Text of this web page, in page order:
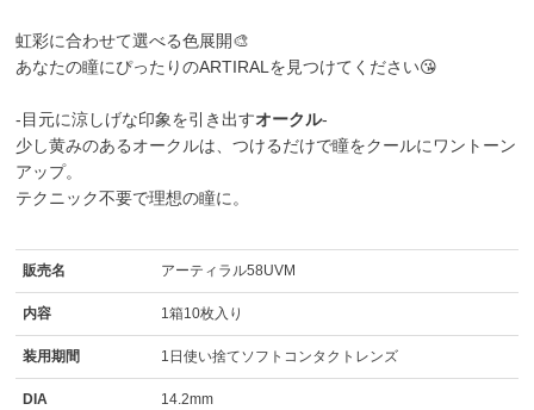
虹彩に合わせて選べる色展開🎨
あなたの瞳にぴったりのARTIRALを見つけてください😘
-目元に涼しげな印象を引き出すオークル-
少し黄みのあるオークルは、つけるだけで瞳をクールにワントーン
アップ。
テクニック不要で理想の瞳に。
販売名 アーティラル58UVM
内容 1箱10枚入り
装用期間 1日使い捨てソフトコンタクトレンズ
DIA 14.2mm